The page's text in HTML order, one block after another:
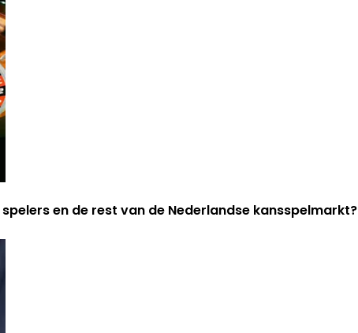
en de rest van de Nederlandse kansspelmarkt?